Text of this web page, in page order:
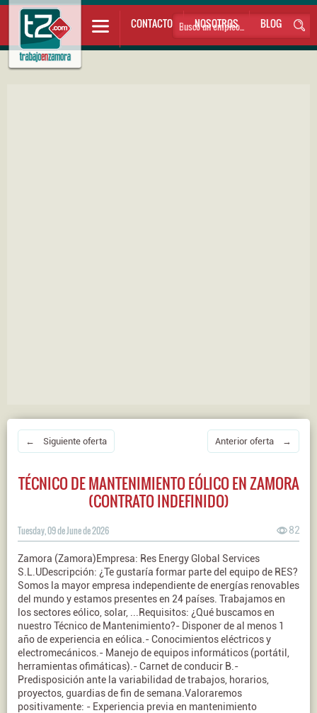
CONTACTO NOSOTROS BLOG
← Siguiente oferta Anterior oferta →
TÉCNICO DE MANTENIMIENTO EÓLICO EN ZAMORA
(CONTRATO INDEFINIDO)
Tuesday, 09 de June de 2026 82
Zamora (Zamora)Empresa: Res Energy Global Services
S.L.UDescripción: ¿Te gustaría formar parte del equipo de RES?
Somos la mayor empresa independiente de energías renovables
del mundo y estamos presentes en 24 países. Trabajamos en
los sectores eólico, solar, ...Requisitos: ¿Qué buscamos en
nuestro Técnico de Mantenimiento?- Disponer de al menos 1
año de experiencia en eólica.- Conocimientos eléctricos y
electromecánicos.- Manejo de equipos informáticos (portátil,
herramientas ofimáticas).- Carnet de conducir B.-
Predisposición ante la variabilidad de trabajos, horarios,
proyectos, guardias de fin de semana.Valoraremos
positivamente: - Experiencia previa en mantenimiento